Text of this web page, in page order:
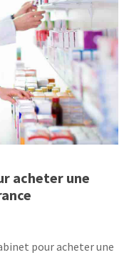
acheter une
pour acheter une